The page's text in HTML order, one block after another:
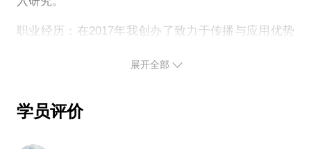
挖掘自身天赋优势的职场探索者不断寻求个人成长和
的梦想实践者想要激发团队效能与动力的管理者【课
待定）工作坊时长：2天1晚工作坊时间：上午9:00-
人*以上费用不含盖洛普优势识别器StrengthsFinder测
试费
职业经历：在2017年我创办了致力于传播与应用优势
办了全国首个《天赋优势工作坊》，2017年至今已于
两地开班。
展开全部
学员评价